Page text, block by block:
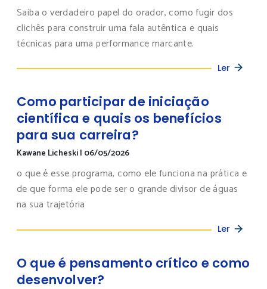
Saiba o verdadeiro papel do orador, como fugir dos
clichês para construir uma fala autêntica e quais
técnicas para uma performance marcante.
Ler
Como participar de iniciação
científica e quais os benefícios
para sua carreira?
Kawane Licheski| 06/05/2026
o que é esse programa, como ele funciona na prática e
de que forma ele pode ser o grande divisor de águas
na sua trajetória
Ler
O que é pensamento crítico e como
desenvolver?